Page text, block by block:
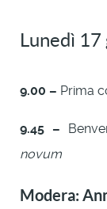
Lunedì 17
9.00 – Prima
9.45 –
novum
Modera: